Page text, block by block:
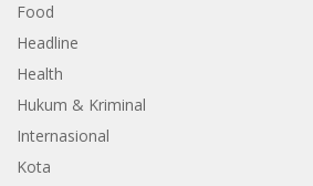
Food
Headline
Health
Hukum & Kriminal
Internasional
Kota